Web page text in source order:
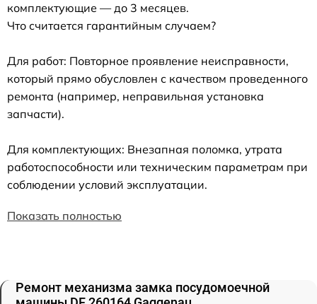
комплектующие — до 3 месяцев.
Что считается гарантийным случаем?
Для работ: Повторное проявление неисправности,
который прямо обусловлен с качеством проведенного
ремонта (например, неправильная установка
запчасти).
Для комплектующих: Внезапная поломка, утрата
работоспособности или техническим параметрам при
соблюдении условий эксплуатации.
Показать полностью
Ремонт механизма замка посудомоечной